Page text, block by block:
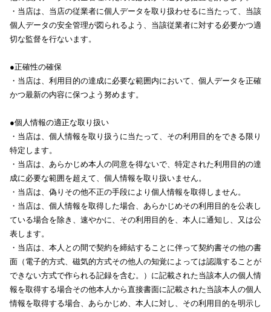
・当店は、当店の従業者に個人データを取り扱わせるに当たって、当該
個人データの安全管理が図られるよう、当該従業者に対する必要かつ適
切な監督を行ないます。
●正確性の確保
・当店は、利用目的の達成に必要な範囲内において、個人データを正確
かつ最新の内容に保つよう努めます。
●個人情報の適正な取り扱い
・当店は、個人情報を取り扱うに当たって、その利用目的をできる限り
特定します。
・当店は、あらかじめ本人の同意を得ないで、特定された利用目的の達
成に必要な範囲を超えて、個人情報を取り扱いません。
・当店は、偽りその他不正の手段により個人情報を取得しません。
・当店は、個人情報を取得した場合、あらかじめその利用目的を公表し
ている場合を除き、速やかに、その利用目的を、本人に通知し、又は公
表します。
・当店は、本人との間で契約を締結することに伴って契約書その他の書
面（電子的方式、磁気的方式その他人の知覚によっては認識することが
できない方式で作られる記録を含む。）に記載された当該本人の個人情
報を取得する場合その他本人から直接書面に記載された当該本人の個人
情報を取得する場合、あらかじめ、本人に対し、その利用目的を明示し